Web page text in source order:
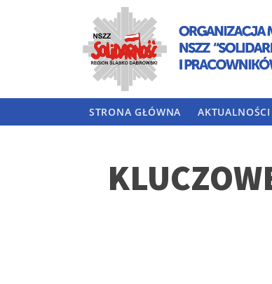
STRONA GŁÓWNA AKTUALNOŚCI